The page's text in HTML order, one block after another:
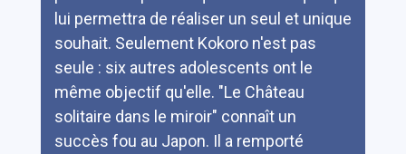
lui permettra de réaliser un seul et unique
souhait. Seulement Kokoro n'est pas
seule : six autres adolescents ont le
même objectif qu'elle. "Le Château
solitaire dans le miroir" connaît un
succès fou au Japon. Il a remporté